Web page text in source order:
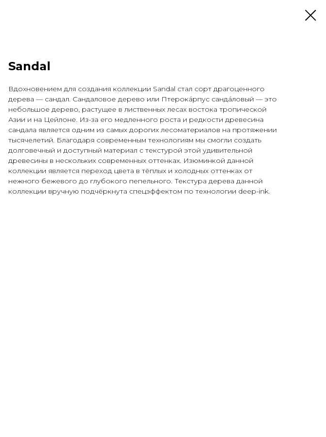
Sandal
Вдохновением для создания коллекции Sandal стал сорт драгоценного
дерева — сандал. Сандаловое дерево или Птерока́рпус санда́ловый — это
небольшое дерево, растущее в лиственных лесах востока тропической
Азии и на Цейлоне. Из-за его медленного роста и редкости древесина
сандала является одним из самых дорогих лесоматериалов на протяжении
тысячелетий. Благодаря современным технологиям мы смогли создать
долговечный и доступный материал с текстурой этой удивительной
древесины в нескольких современных оттенках. Изюминкой данной
коллекции является переход цвета в тёплых и холодных оттенках от
нежного бежевого до глубокого пепельного. Текстура дерева данной
коллекции вручную подчёркнута спецэффектом по технологии deep-ink.